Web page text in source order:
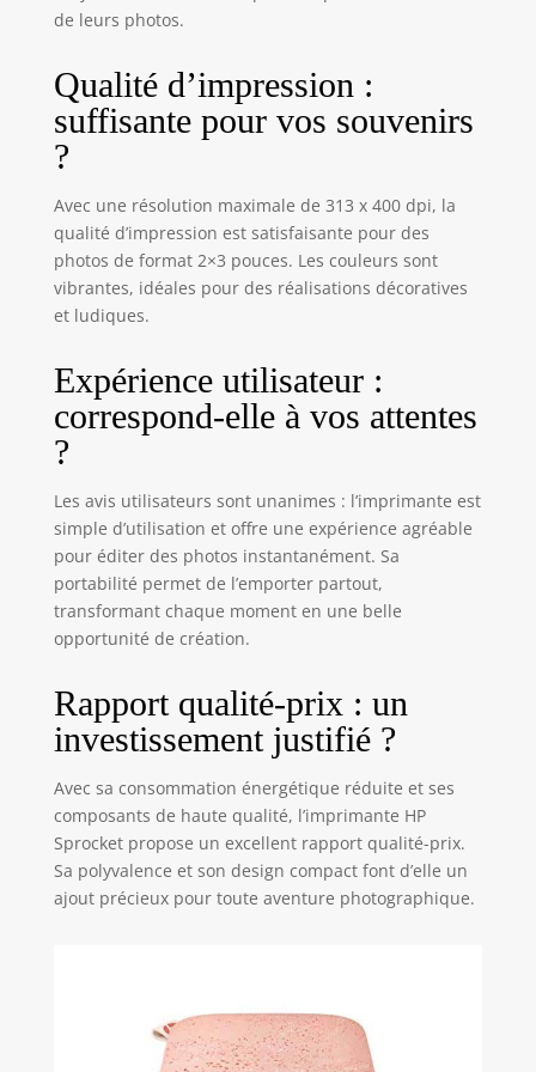
l'application HP
Appliquez des
une photo sur les
réseaux sociaux et
utilisez
l'application HP
MOMENTS -
Partagez des
albums photo
l'aide de
l'application HP
Sprocket et
continuez de vous
amuser
de leurs photos.
Qualité d’impression :
suffisante pour vos souvenirs
?
Avec une résolution maximale de 313 x 400 dpi, la
qualité d’impression est satisfaisante pour des
photos de format 2×3 pouces. Les couleurs sont
vibrantes, idéales pour des réalisations décoratives
et ludiques.
Expérience utilisateur :
correspond-elle à vos attentes
?
Les avis utilisateurs sont unanimes : l’imprimante est
simple d’utilisation et offre une expérience agréable
pour éditer des photos instantanément. Sa
portabilité permet de l’emporter partout,
transformant chaque moment en une belle
opportunité de création.
Rapport qualité-prix : un
investissement justifié ?
Avec sa consommation énergétique réduite et ses
composants de haute qualité, l’imprimante HP
Sprocket propose un excellent rapport qualité-prix.
Sa polyvalence et son design compact font d’elle un
ajout précieux pour toute aventure photographique.